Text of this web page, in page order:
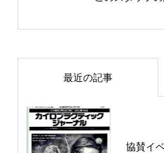
最近の記事
協賛イ